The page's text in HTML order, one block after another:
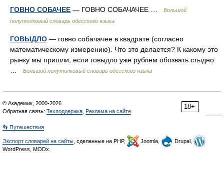
ГОВНО СОБАЧЕЕ — ГОВНО СОБАЧАЧЕЕ …
Большой
полутолковый словарь одесского языка
ГОВЫДЛО — говно собачачее в квадрате (согласно
математическому измерению). Что это делается? К какому это
рынку мы пришли, если говыдло уже рублем обозвать стыдно
Большой полутолковый словарь одесского языка
18+
© Академик, 2000-2026
Обратная связь: Техподдержка Реклама на сайте
👣 Путешествия
Экспорт словарей на сайты , сделанные на PHP, Joomla,
Drupal,
WordPress, MODx.